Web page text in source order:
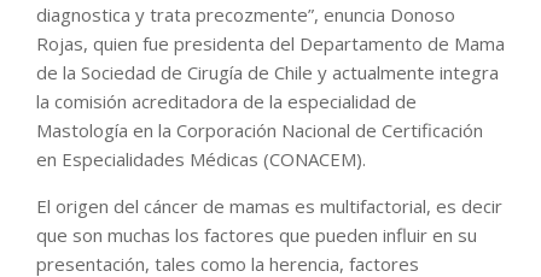
diagnostica y trata precozmente”, enuncia Donoso
Rojas, quien fue presidenta del Departamento de Mama
de la Sociedad de Cirugía de Chile y actualmente integra
la comisión acreditadora de la especialidad de
Mastología en la Corporación Nacional de Certificación
en Especialidades Médicas (CONACEM).
El origen del cáncer de mamas es multifactorial, es decir
que son muchas los factores que pueden influir en su
presentación, tales como la herencia, factores